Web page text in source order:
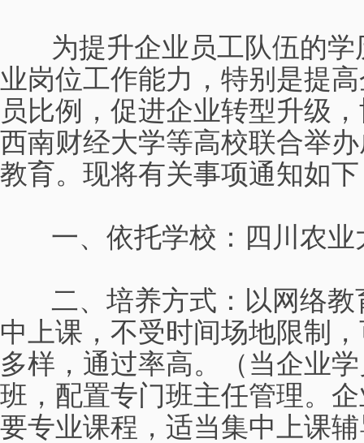
为提升企业员工队伍的学
业岗位工作能力，特别是提
员比例，促进企业转型升级
西南财经大学等高校联合举
教育。现将有关事项通知如
一、依托学校：四川农业
二、培养方式：以网络教
中上课，不受时间场地限制
多样，通过率高。（当企业
班，配置专门班主任管理。
要专业课程，适当集中上课